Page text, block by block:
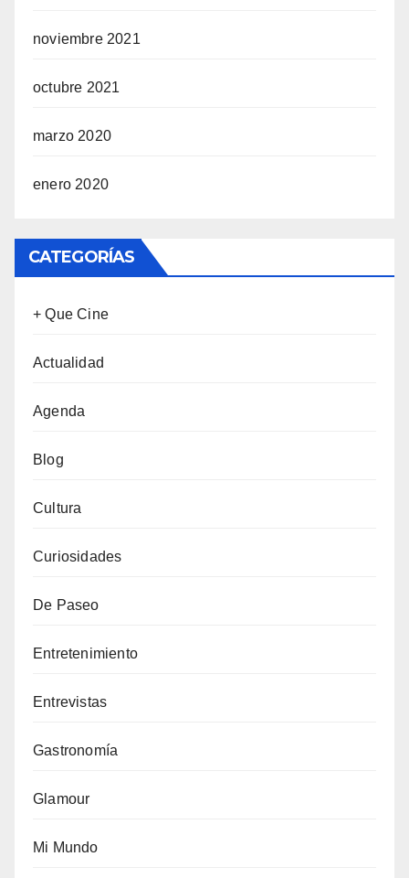
noviembre 2021
octubre 2021
marzo 2020
enero 2020
CATEGORÍAS
+ Que Cine
Actualidad
Agenda
Blog
Cultura
Curiosidades
De Paseo
Entretenimiento
Entrevistas
Gastronomía
Glamour
Mi Mundo